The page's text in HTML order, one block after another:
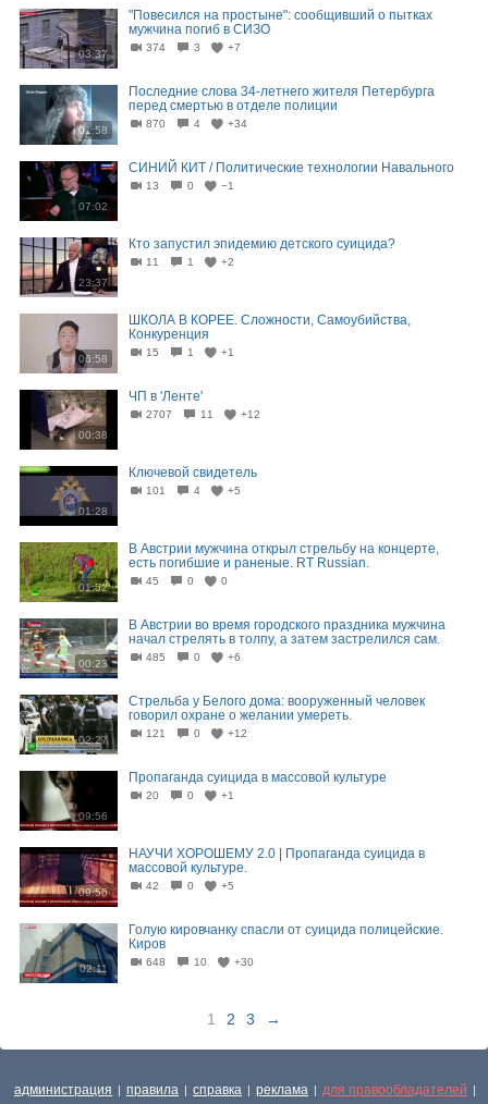
03:37
"Повесился на простыне": сообщивший о пытках
мужчина погиб в СИЗО
374 3 +7
01:58
Последние слова 34-летнего жителя Петербурга
перед смертью в отделе полиции
870 4 +34
07:02
СИНИЙ КИТ / Политические технологии Навального
13 0 −1
23:37
Кто запустил эпидемию детского суицида?
11 1 +2
06:58
ШКОЛА В КОРЕЕ. Сложности, Самоубийства,
Конкуренция
15 1 +1
00:38
ЧП в 'Ленте'
2707 11 +12
01:28
Ключевой свидетель
101 4 +5
01:52
В Австрии мужчина открыл стрельбу на концерте,
есть погибшие и раненые. RT Russian.
45 0 0
00:23
В Австрии во время городского праздника мужчина
начал стрелять в толпу, а затем застрелился сам.
485 0 +6
02:27
Стрельба у Белого дома: вооруженный человек
говорил охране о желании умереть.
121 0 +12
09:56
Пропаганда суицида в массовой культуре
20 0 +1
09:56
НАУЧИ ХОРОШЕМУ 2.0 | Пропаганда суицида в
массовой культуре.
42 0 +5
02:11
Голую кировчанку спасли от суицида полицейские.
Киров
648 10 +30
1 2 3 →
администрация | правила | справка | реклама | для правообладателей |